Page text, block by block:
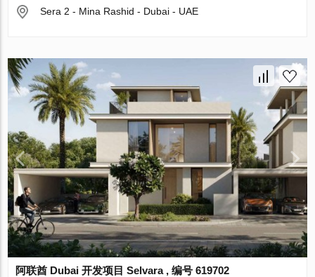
Sera 2 - Mina Rashid - Dubai - UAE
阿联酋 Dubai 开发项目 Selvara , 编号 619702